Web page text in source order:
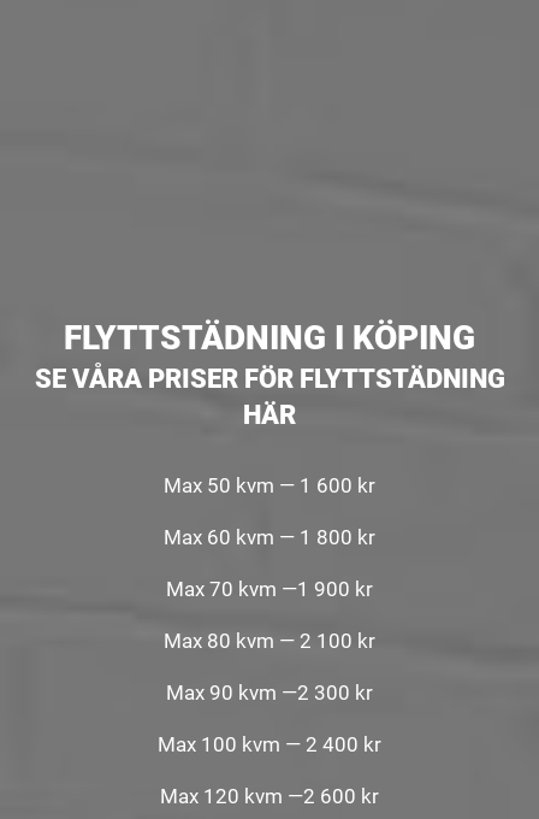
FLYTTSTÄDNING I KÖPING
SE VÅRA PRISER FÖR FLYTTSTÄDNING
HÄR
Max 50 kvm — 1 600 kr
Max 60 kvm — 1 800 kr
Max 70 kvm —1 900 kr
Max 80 kvm — 2 100 kr
Max 90 kvm —2 300 kr
Max 100 kvm — 2 400 kr
Max 120 kvm —2 600 kr